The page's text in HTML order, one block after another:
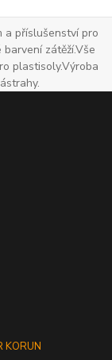
a příslušenství pro
zátěží.Vše
plastisoly.Výroba
KORUN